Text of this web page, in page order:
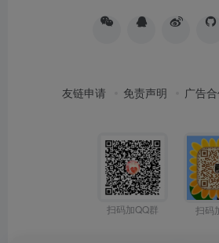
友链申请 免责声明 广告
扫码加QQ群 扫码